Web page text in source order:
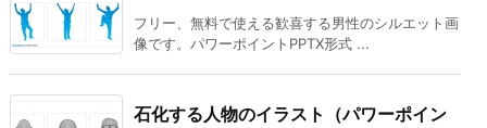
フリー、無料で使える歓喜する男性のシルエット画
像です。パワーポイントPPTX形式 ...
石化する人物のイラスト（パワーポイン